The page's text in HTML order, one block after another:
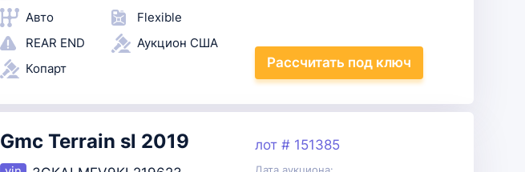
Авто
Flexible
REAR END
Аукцион США
Копарт
Рассчитать под ключ
Gmc Terrain sl 2019 лот # 151385